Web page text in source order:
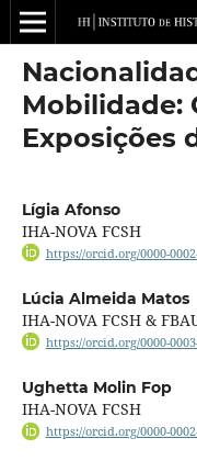
Mobilidade:
Exposições
Lígia Afonso
IHA-NOVA FCSH
https://orcid.org/0000-
Lúcia Almeida Matos
IHA-NOVA FCSH &
https://orcid.org/0000-
Ughetta Molin Fop
IHA-NOVA FCSH
https://orcid.org/0000-